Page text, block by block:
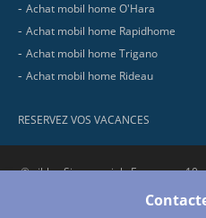
Achat mobil home O'Hara
Achat mobil home Rapidhome
Achat mobil home Trigano
Achat mobil home Rideau
RESERVEZ VOS VACANCES
© siblu . Siege social : Europarc - 10